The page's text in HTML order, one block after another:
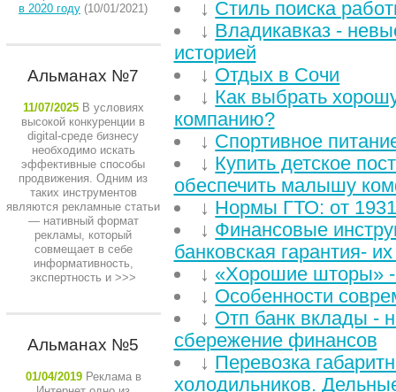
в 2020 году (10/01/2021)
Альманах №7
11/07/2025 В условиях
высокой конкуренции в
digital-среде бизнесу
необходимо искать
эффективные способы
продвижения. Одним из
таких инструментов
являются рекламные статьи
— нативный формат
рекламы, который
совмещает в себе
информативность,
экспертность и >>>
Альманах №5
01/04/2019 Реклама в
↓ Стиль поиска
↓ Владикавказ -
историей
↓ Отдых в Сочи
↓ Как выбрать
компанию?
↓ Спортивное
↓ Купить детское
обеспечить малышу
↓ Нормы ГТО: от
↓ Финансовые
банковская гарантия-
↓ «Хорошие шторы»
↓ Особенности
↓ Отп банк вклады -
сбережение финансов
↓ Перевозка
холодильников.